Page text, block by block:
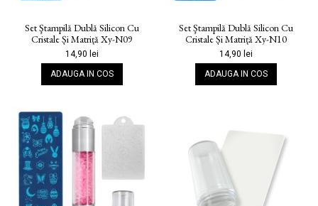
Set Ştampilă Dublă Silicon Cu
Cristale Și Matriță Xy-N09
14,90 lei
ADAUGA IN COS
Set Ştampilă Dublă Silicon Cu
Cristale Și Matriță Xy-N10
14,90 lei
ADAUGA IN COS